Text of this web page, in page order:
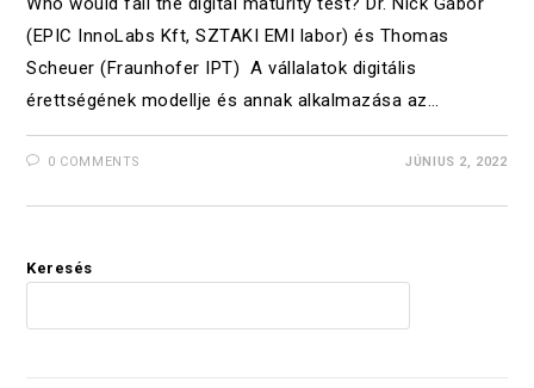
(EPIC InnoLabs Kft, SZTAKI EMI labor) és Thomas
Scheuer (Fraunhofer IPT) A vállalatok digitális
érettségének modellje és annak alkalmazása az…
0 COMMENTS JÚNIUS 2, 2022
Keresés